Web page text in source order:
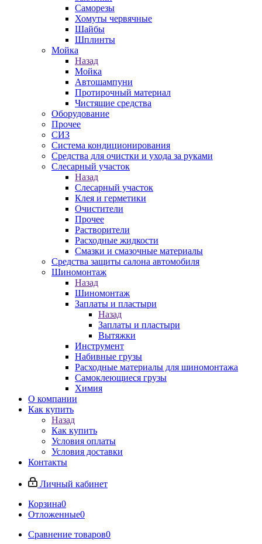
Саморезы
Хомуты червячные
Шайбы
Шплинты
Мойка
Назад
Мойка
Автошампуни
Протирочный материал
Чистящие средства
Оборудование
Прочее
СИЗ
Система кондиционирования
Средства для очистки и ухода за руками
Слесарный участок
Назад
Слесарный участок
Клея и герметики
Очистители
Прочее
Растворители
Расходные жидкости
Смазки и смазочные материалы
Средства защиты салона автомобиля
Шиномонтаж
Назад
Шиномонтаж
Заплаты и пластыри
Назад
Заплаты и пластыри
Вытяжки
Инструмент
Набивные грузы
Расходные материалы для шиномонтажа
Самоклеющиеся грузы
Химия
О компании
Как купить
Назад
Как купить
Условия оплаты
Условия доставки
Контакты
Личный кабинет
Корзина0
Отложенные0
Сравнение товаров0